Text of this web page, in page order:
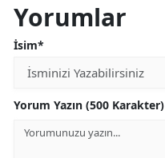
Yorumlar
İsim*
Yorum Yazın (500 Karakter)